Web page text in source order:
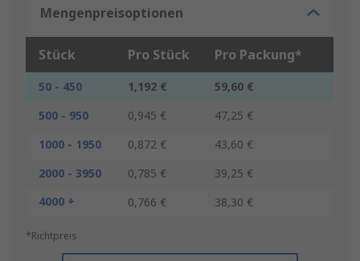
Mengenpreisoptionen
Stück Pro Stück Pro Packung*
50 - 450 1,192 €
59,60 €
500 - 950
0,945 €
47,25 €
1000 - 1950
0,872 €
43,60 €
2000 - 3950
0,785 €
39,25 €
4000 +
0,766 € 38,30 €
*Richtpreis